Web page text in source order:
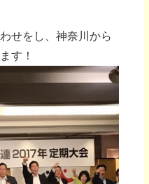
せをし、神奈川から
す！